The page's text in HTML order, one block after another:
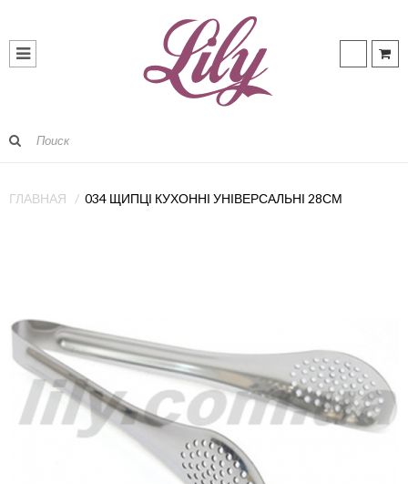
ГЛАВНАЯ 034 ЩИПЦІ КУХОННІ УНІВЕРСАЛЬНІ 28СМ